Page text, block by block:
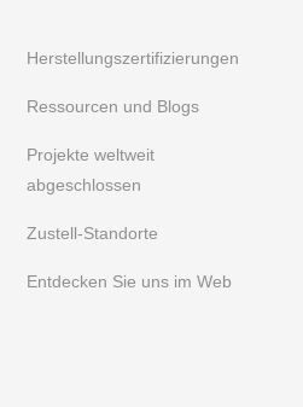
Herstellungszertifizierungen
Ressourcen und Blogs
Projekte weltweit
abgeschlossen
Zustell-Standorte
Entdecken Sie uns im Web